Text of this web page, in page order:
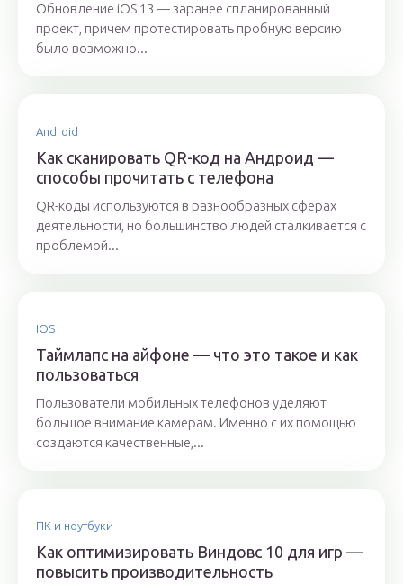
Обновление iOS 13 — заранее спланированный
проект, причем протестировать пробную версию
было возможно...
Android
Как сканировать QR-код на Андроид —
способы прочитать с телефона
QR-коды используются в разнообразных сферах
деятельности, но большинство людей сталкивается с
проблемой...
IOS
Таймлапс на айфоне — что это такое и как
пользоваться
Пользователи мобильных телефонов уделяют
большое внимание камерам. Именно с их помощью
создаются качественные,...
ПК и ноутбуки
Как оптимизировать Виндовс 10 для игр —
повысить производительность